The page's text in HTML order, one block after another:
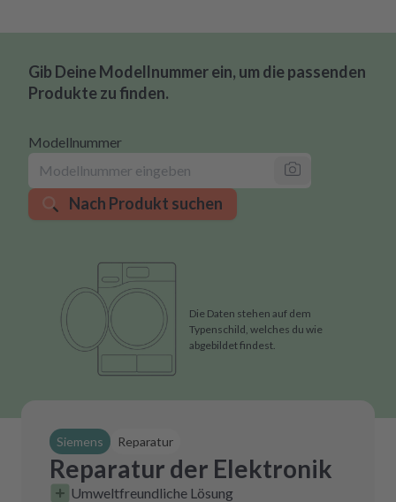
Gib Deine Modellnummer ein, um die passenden
Produkte zu finden.
Modellnummer
Nach Produkt suchen
Die Daten stehen auf dem
Typenschild, welches du wie
abgebildet findest.
Siemens Reparatur
Reparatur der Elektronik
Umweltfreundliche Lösung